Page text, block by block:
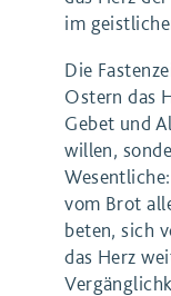
im
Die
Ostern das
Gebet und
willen,
vom Brot
beten, sich
das Herz